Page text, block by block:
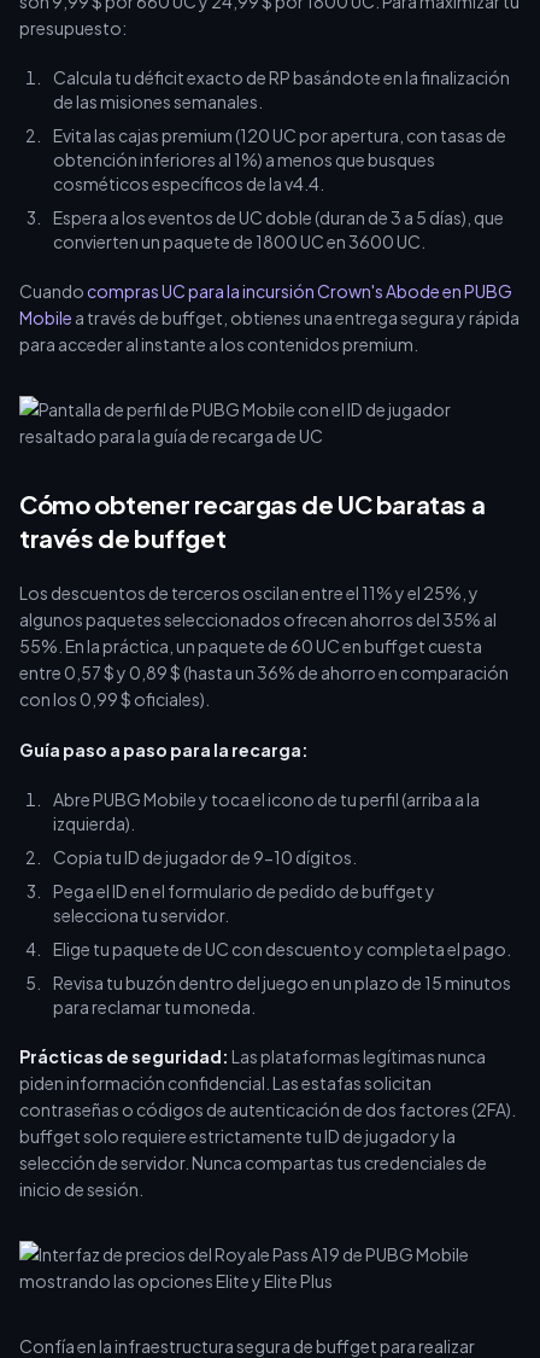
presupuesto:
Calcula tu déficit exacto de RP basándote en la finalización
de las misiones semanales.
Evita las cajas premium (120 UC por apertura, con tasas de
obtención inferiores al 1%) a menos que busques
cosméticos específicos de la v4.4.
Espera a los eventos de UC doble (duran de 3 a 5 días), que
convierten un paquete de 1800 UC en 3600 UC.
Cuando compras UC para la incursión Crown's Abode en PUBG
Mobile a través de buffget, obtienes una entrega segura y rápida
para acceder al instante a los contenidos premium.
Cómo obtener recargas de UC baratas a
través de buffget
Los descuentos de terceros oscilan entre el 11% y el 25%, y
algunos paquetes seleccionados ofrecen ahorros del 35% al
55%. En la práctica, un paquete de 60 UC en buffget cuesta
entre 0,57 $ y 0,89 $ (hasta un 36% de ahorro en comparación
con los 0,99 $ oficiales).
Guía paso a paso para la recarga:
Abre PUBG Mobile y toca el icono de tu perfil (arriba a la
izquierda).
Copia tu ID de jugador de 9-10 dígitos.
Pega el ID en el formulario de pedido de buffget y
selecciona tu servidor.
Elige tu paquete de UC con descuento y completa el pago.
Revisa tu buzón dentro del juego en un plazo de 15 minutos
para reclamar tu moneda.
Prácticas de seguridad: Las plataformas legítimas nunca
piden información confidencial. Las estafas solicitan
contraseñas o códigos de autenticación de dos factores (2FA).
buffget solo requiere estrictamente tu ID de jugador y la
selección de servidor. Nunca compartas tus credenciales de
inicio de sesión.
Confía en la infraestructura segura de buffget para realizar